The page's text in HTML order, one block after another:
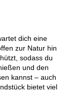
dich eine
zur Natur hin
sodass du
und den
kannst – auch
bietet viel